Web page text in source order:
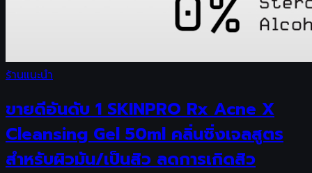
ร้านแนะนำ
ขายดีอันดับ 1 SKINPRO Rx Acne X
Cleansing Gel 50ml คลิ่นซิ่งเจลสูตร
สำหรับผิวมัน/เป็นสิว ลดการเกิดสิว